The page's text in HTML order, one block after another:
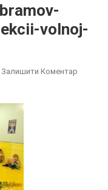
volnoj-
Залишити КоментарOn